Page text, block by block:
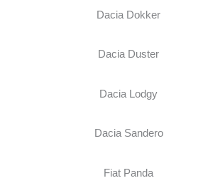
Dacia Dokker
Dacia Duster
Dacia Lodgy
Dacia Sandero
Fiat Panda